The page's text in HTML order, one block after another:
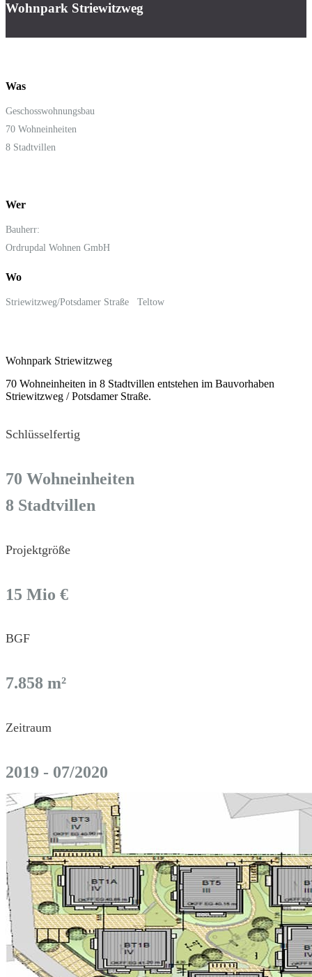
Wohnpark Striewitzweg
Was
Geschosswohnungsbau
70 Wohneinheiten
8 Stadtvillen
Wer
Bauherr:
Ordrupdal Wohnen GmbH
Wo
Striewitzweg/Potsdamer Straße Teltow
Wohnpark Striewitzweg
70 Wohneinheiten in 8 Stadtvillen entstehen im Bauvorhaben
Striewitzweg / Potsdamer Straße.
Schlüsselfertig
70 Wohneinheiten
8 Stadtvillen
Projektgröße
15 Mio €
BGF
7.858 m²
Zeitraum
2019 - 07/2020